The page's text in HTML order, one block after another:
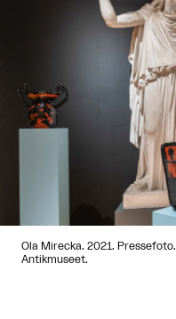
Ola Mirecka. 2021. Pressefoto.
Antikmuseet.